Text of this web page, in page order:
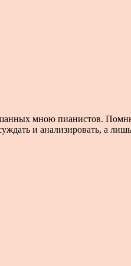
мною пианистов.
и анализировать, а